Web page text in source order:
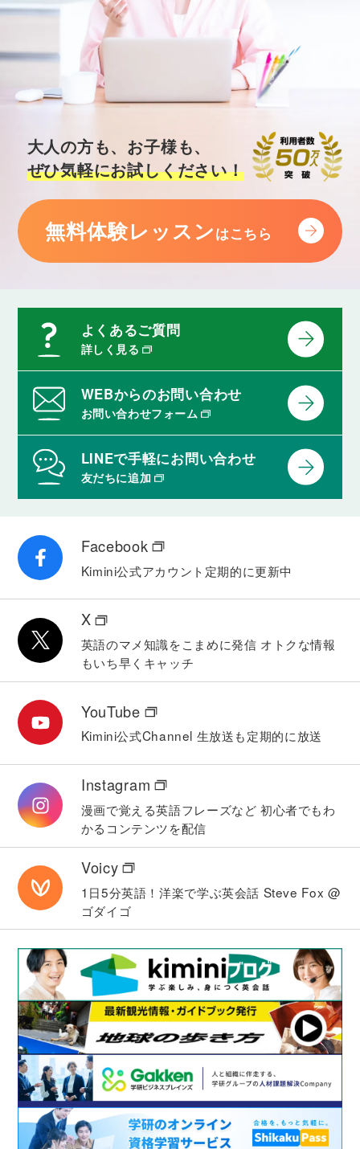
大人の方も、お子様も、
ぜひ気軽にお試しください！
無料体験レッスンはこちら
よくあるご質問
詳しく見る
WEBからのお問い合わせ
お問い合わせフォーム
LINEで手軽にお問い合わせ
友だちに追加
Facebook
Kimini公式アカウント 定期的に更新中
X
英語のマメ知識をこまめに発信 オトクな情報
もいち早くキャッチ
YouTube
Kimini公式Channel 生放送も定期的に放送
Instagram
漫画で覚える英語フレーズなど 初心者でもわ
かるコンテンツを配信
Voicy
1日5分英語！洋楽で学ぶ英会話 Steve Fox @
ゴダイゴ